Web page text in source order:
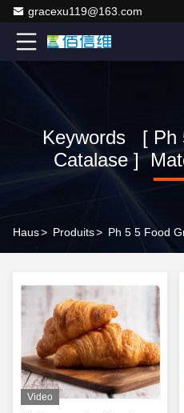
gracexu119@163.com
Keywords [ Ph
Catalase ]
Haus> Produits>
Video